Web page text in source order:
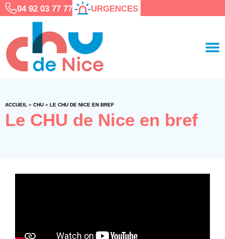
04 92 03 77 77 URGENCES
ACCUEIL » CHU » LE CHU DE NICE EN BREF
Le CHU de Nice en bref